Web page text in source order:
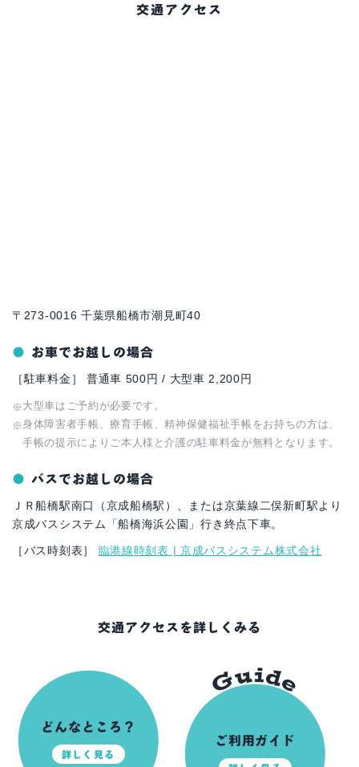
交通アクセス
〒273-0016 千葉県船橋市潮見町40
お車でお越しの場合
［駐車料金］ 普通車 500円 / 大型車 2,200円
大型車はご予約が必要です。
身体障害者手帳、療育手帳、精神保健福祉手帳をお持ちの方は、
手帳の提示によりご本人様と介護の駐車料金が無料となります。
バスでお越しの場合
ＪＲ船橋駅南口（京成船橋駅）、または京葉線二俣新町駅より
京成バスシステム「船橋海浜公園」行き終点下車。
［バス時刻表］ 臨港線時刻表 | 京成バスシステム株式会社
交通アクセスを詳しくみる
どんなところ？
詳しく見る
ご利用ガイド